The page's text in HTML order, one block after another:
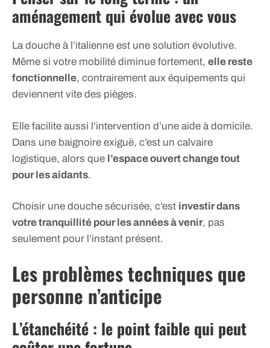
aménagement qui évolue avec vous
La douche à l’italienne est une solution évolutive.
Même si votre mobilité diminue fortement, elle reste
fonctionnelle, contrairement aux équipements qui
deviennent vite des pièges.
Elle facilite aussi l’intervention d’une aide à domicile.
Dans une baignoire exiguë, c’est un calvaire
logistique, alors que l’espace ouvert change tout
pour les aidants.
Choisir une douche sécurisée, c’est investir dans
votre tranquillité pour les années à venir, pas
seulement pour l’instant présent.
Les problèmes techniques que
personne n’anticipe
L’étanchéité : le point faible qui peut